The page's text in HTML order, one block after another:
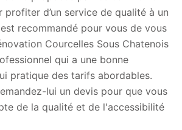
profiter d’un service de qualité à un
recommandé pour vous de vous
Courcelles Sous Chatenois
qui a une bonne
pratique des tarifs abordables.
lui un devis pour que vous
de la qualité et de l'accessibilité